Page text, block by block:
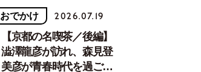
おでかけ 2026.07.19
【京都の名喫茶／後編】
澁澤龍彦が訪れ、森見登
美彦が青春時代を過ごし